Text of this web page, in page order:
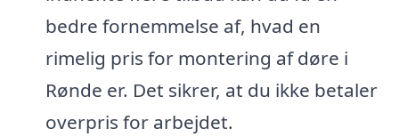
bedre fornemmelse af, hvad en
rimelig pris for montering af døre i
Rønde er. Det sikrer, at du ikke betaler
overpris for arbejdet.